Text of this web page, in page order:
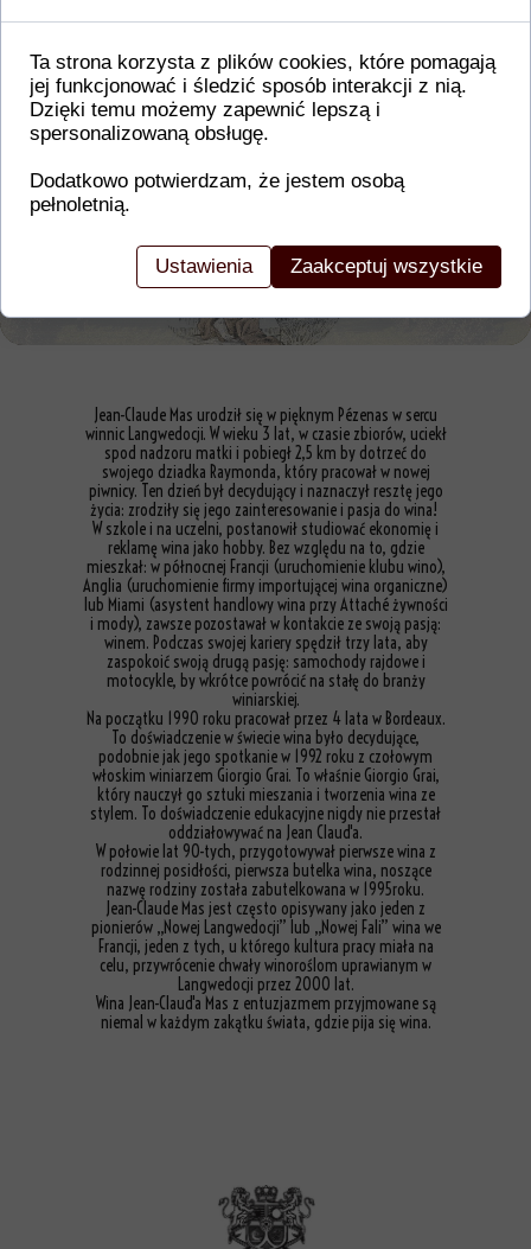
Jean-Claude Mas urodził się w pięknym Pézenas w sercu
winnic Langwedocji. W wieku 3 lat, w czasie zbiorów, uciekł
spod nadzoru matki i pobiegł 2,5 km by dotrzeć do
swojego dziadka Raymonda, który pracował w nowej
piwnicy. Ten dzień był decydujący i naznaczył resztę jego
życia: zrodziły się jego zainteresowanie i pasja do wina!
W szkole i na uczelni, postanowił studiować ekonomię i
reklamę wina jako hobby. Bez względu na to, gdzie
mieszkał: w północnej Francji (uruchomienie klubu wino),
Anglia (uruchomienie firmy importującej wina organiczne)
lub Miami (asystent handlowy wina przy Attaché żywności
i mody), zawsze pozostawał w kontakcie ze swoją pasją:
winem. Podczas swojej kariery spędził trzy lata, aby
zaspokoić swoją drugą pasję: samochody rajdowe i
motocykle, by wkrótce powrócić na stałę do branży
winiarskiej.
Na początku 1990 roku pracował przez 4 lata w Bordeaux.
To doświadczenie w świecie wina było decydujące,
podobnie jak jego spotkanie w 1992 roku z czołowym
włoskim winiarzem Giorgio Grai. To właśnie Giorgio Grai,
który nauczył go sztuki mieszania i tworzenia wina ze
stylem. To doświadczenie edukacyjne nigdy nie przestał
oddziałowywać na Jean Claud'a.
W połowie lat 90-tych, przygotowywał pierwsze wina z
rodzinnej posidłości, pierwsza butelka wina, noszące
nazwę rodziny została zabutelkowana w 1995roku.
Jean-Claude Mas jest często opisywany jako jeden z
pionierów „Nowej Langwedocji” lub „Nowej Fali” wina we
Francji, jeden z tych, u którego kultura pracy miała na
celu, przywrócenie chwały winoroślom uprawianym w
Langwedocji przez 2000 lat.
Wina Jean-Claud'a Mas z entuzjazmem przyjmowane są
niemal w każdym zakątku świata, gdzie pija się wina.
Doskonały balans i pełnia smaku sprawiają, że
jest to doskonały wybór na wyjątkowe okazje.
Ta strona korzysta z plików cookies, które pomagają
jej funkcjonować i śledzić sposób interakcji z nią.
Dzięki temu możemy zapewnić lepszą i
spersonalizowaną obsługę.
Dodatkowo potwierdzam, że jestem osobą
pełnoletnią.
Ustawienia Zaakceptuj wszystkie